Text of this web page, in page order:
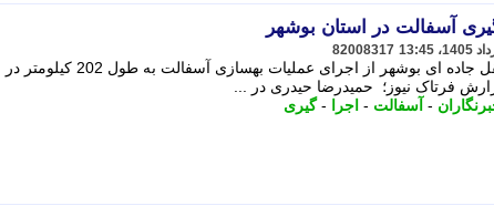
82008317
معاون راهداری اداره کل راهداری و حمل و نقل جاده ای بوشهر از اجرای عملیات بهسازی آسفالت به طول 202 کیلومتر در
فرتاک نیوز؛ حمیدرضا حیدری در ...
- آسفالت - اجرا -گیری